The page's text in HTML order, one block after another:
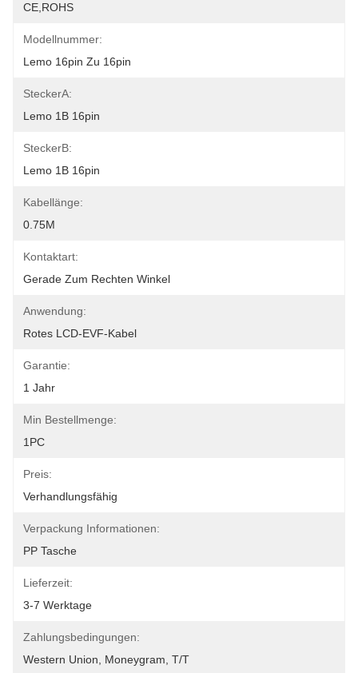
CE,ROHS
Modellnummer:
Lemo 16pin Zu 16pin
SteckerA:
Lemo 1B 16pin
SteckerB:
Lemo 1B 16pin
Kabellänge:
0.75M
Kontaktart:
Gerade Zum Rechten Winkel
Anwendung:
Rotes LCD-EVF-Kabel
Garantie:
1 Jahr
Min Bestellmenge:
1PC
Preis:
Verhandlungsfähig
Verpackung Informationen:
PP Tasche
Lieferzeit:
3-7 Werktage
Zahlungsbedingungen:
Western Union, Moneygram, T/T